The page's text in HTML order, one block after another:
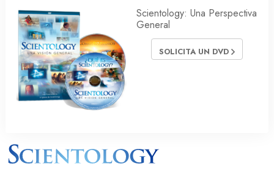
Scientology: Una Perspectiva
General
SOLICITA UN DVD